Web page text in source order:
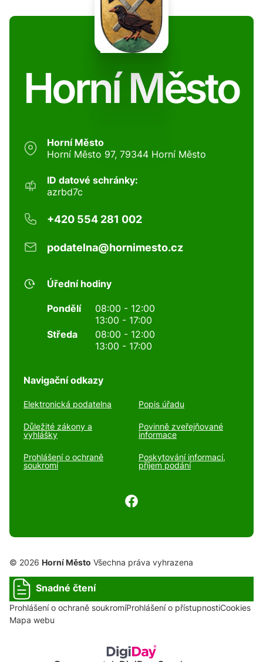
Horní Město
Horní Město
Horní Město 97, 79344 Horní Město
ID datové schránky:
azrbd7c
+420 554 281 002
podatelna@hornimesto.cz
Úřední hodiny
Pondělí
08:00 - 12:00
13:00 - 17:00
Středa
08:00 - 12:00
13:00 - 17:00
Navigační odkazy
Elektronická podatelna Popis úřadu
Důležité zákony a
vyhlášky
Povinně zveřejňované
informace
Prohlášení o ochraně
soukromí
Poskytování informací,
příjem podání
© 2026 Horní Město Všechna práva vyhrazena
Snadné čtení
Prohlášení o ochraně soukromíProhlášení o přístupnostiCookies
Mapa webu